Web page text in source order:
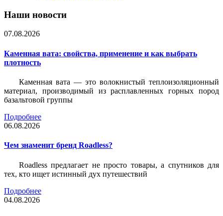
Наши новости
07.08.2026
Каменная вата: свойства, применение и как выбрать
плотность
Каменная вата — это волокнистый теплоизоляционный
материал, производимый из расплавленных горных пород
базальтовой группы
Подробнее
06.08.2026
Чем знаменит бренд Roadless?
Roadless предлагает не просто товары, а спутников для
тех, кто ищет истинный дух путешествий
Подробнее
04.08.2026